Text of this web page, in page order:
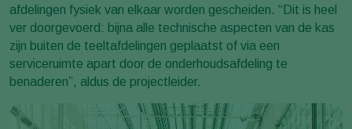
afdelingen fysiek van elkaar worden gescheiden. “Dit is heel
ver doorgevoerd: bijna alle technische aspecten van de kas
zijn buiten de teeltafdelingen geplaatst of via een
serviceruimte apart door de onderhoudsafdeling te
benaderen”, aldus de projectleider.